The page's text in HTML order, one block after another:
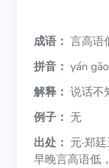
成语： 言高语
拼音： yán
解释： 说话不
例子： 无
出处： 元·郑
早晚言高语低